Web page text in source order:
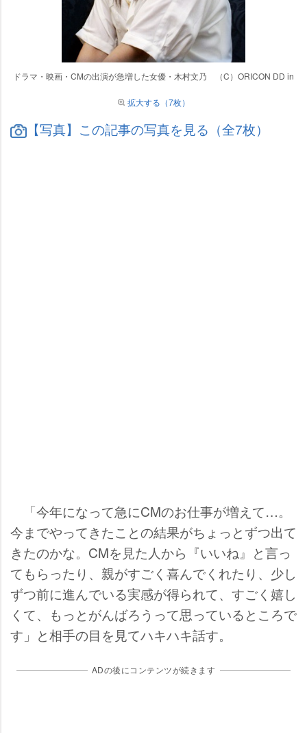
ドラマ・映画・CMの出演が急増した女優・木村文乃 （C）ORICON DD in
拡大する（7枚）
【写真】この記事の写真を見る（全7枚）
「今年になって急にCMのお仕事が増えて…。
今までやってきたことの結果がちょっとずつ出て
きたのかな。CMを見た人から『いいね』と言っ
てもらったり、親がすごく喜んでくれたり、少し
ずつ前に進んでいる実感が得られて、すごく嬉し
くて、もっとがんばろうって思っているところで
す」と相手の目を見てハキハキ話す。
ADの後にコンテンツが続きます